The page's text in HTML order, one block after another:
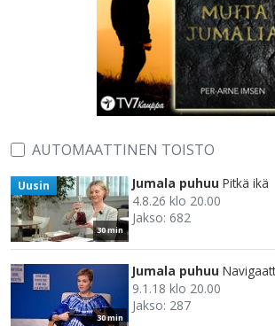
AUTOMAATTINEN TOISTO
30 min
Uusin Jumala puhuu Pitkä ikä
4.8.26 klo 20.00
Jakso: 682
30 min
Jumala puhuu
9.1.18 klo 20.00
Jakso: 287